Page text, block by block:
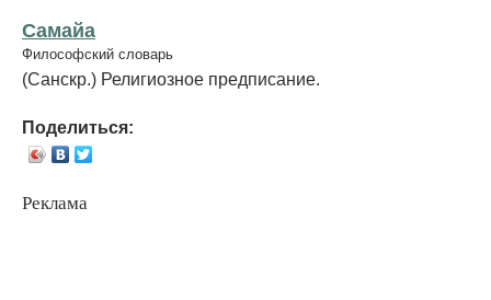
Самайа
Философский словарь
(Санскр.) Религиозное предписание.
Поделиться:
Реклама